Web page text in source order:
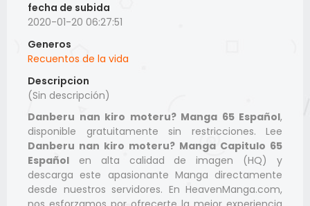
fecha de subida
2020-01-20 06:27:51
Generos
Recuentos de la vida
Descripcion
(Sin descripción)
Danberu nan kiro moteru? Manga 65 Español,
disponible gratuitamente sin restricciones. Lee
Danberu nan kiro moteru? Manga Capitulo 65
Español en alta calidad de imagen (HQ) y
descarga este apasionante Manga directamente
desde nuestros servidores. En HeavenManga.com,